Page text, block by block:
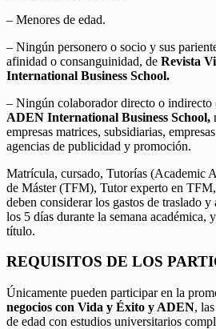
– Menores de edad.
– Ningún personero o socio y sus
afinidad o consanguinidad, de Revista
International Business School.
– Ningún colaborador directo o indirecto
ADEN International Business School,
empresas matrices, subsidiarias,
agencias de publicidad y promoción.
Matrícula, cursado, Tutorías (Academic
de Máster (TFM), Tutor experto en
deben considerar los gastos de traslado
los 5 días durante la semana académica,
título.
REQUISITOS DE LOS
Únicamente pueden participar en la
negocios con Vida y Éxito y ADEN,
de edad con estudios universitarios